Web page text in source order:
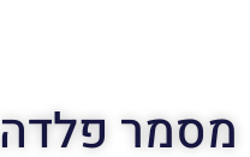
מסמר פלדה